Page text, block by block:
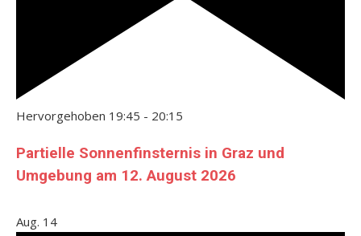
Hervorgehoben 19:45 - 20:15
Partielle Sonnenfinsternis in Graz und
Umgebung am 12. August 2026
Aug. 14